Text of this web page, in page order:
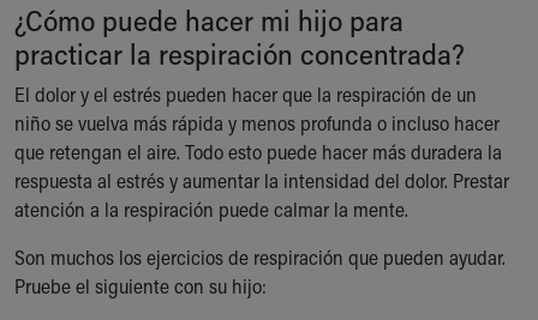
Who We Are
Building a Brighter Future
Our Mission, Vision, Promise
Calendar of Events
Community Mission
Connect With Us
Our Culture of Caring
Our Leadership
Quality and Patient Safety
¿Cómo puede hacer mi hijo para
practicar la respiración concentrada?
El dolor y el estrés pueden hacer que la respiración de un
niño se vuelva más rápida y menos profunda o incluso hacer
que retengan el aire. Todo esto puede hacer más duradera la
respuesta al estrés y aumentar la intensidad del dolor. Prestar
atención a la respiración puede calmar la mente.
Son muchos los ejercicios de respiración que pueden ayudar.
Pruebe el siguiente con su hijo: